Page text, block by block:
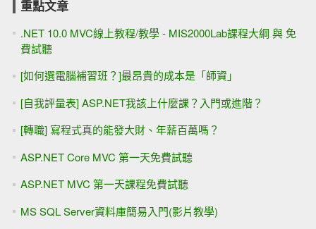
重點文章
.NET 10.0 MVC線上教程/教學 - MIS2000Lab課程大綱 與 免
費試聽
[如何選電腦補習班？]最昂貴的成本是「師資」
[自我評量表] ASP.NET我該上什麼課？入門或進階？
[轉職] 寫程式真的能發大財、年薪百萬嗎？
ASP.NET Core MVC 第一天免費試聽
ASP.NET MVC 第一天課程免費試聽
MS SQL Server資料庫簡易入門(影片教學)